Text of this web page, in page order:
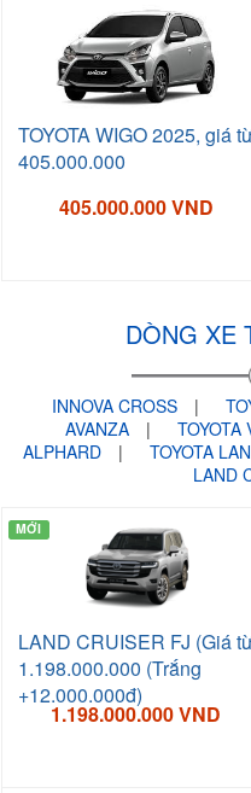
TOYOTA WIGO 2025, giá
405.000.000
405.000.000 VND
DÒNG XE
INNOVA CROSS |
AVANZA
| TOYOTA
ALPHARD
| TOYOTA
LAND
MỚI
LAND CRUISER FJ (Giá
1.198.000.000 (Trắng
+12.000.000đ)
1.198.000.000 VND